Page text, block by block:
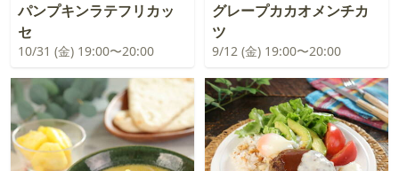
パンプキンラテフリカッ
セ
10/31 (金) 19:00〜20:00
グレープカカオメンチカ
ツ
9/12 (金) 19:00〜20:00